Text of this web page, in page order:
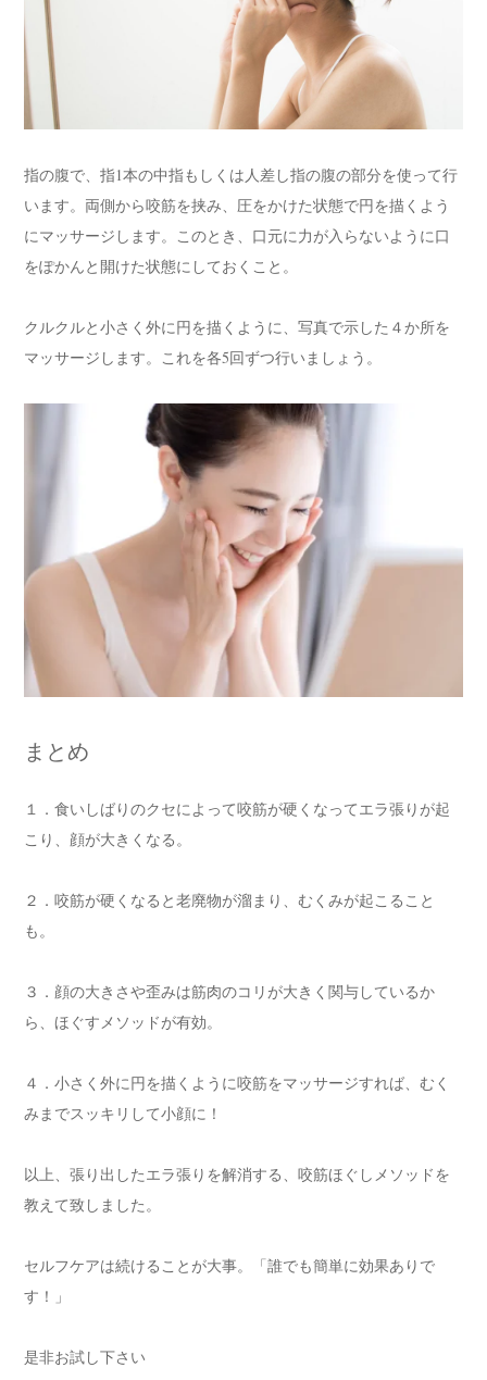
指の腹で、指1本の中指もしくは人差し指の腹の部分を使って行
います。両側から咬筋を挟み、圧をかけた状態で円を描くよう
にマッサージします。このとき、口元に力が入らないように口
をぽかんと開けた状態にしておくこと。
クルクルと小さく外に円を描くように、写真で示した４か所を
マッサージします。これを各5回ずつ行いましょう。
まとめ
１．食いしばりのクセによって咬筋が硬くなってエラ張りが起
こり、顔が大きくなる。
２．咬筋が硬くなると老廃物が溜まり、むくみが起こること
も。
３．顔の大きさや歪みは筋肉のコリが大きく関与しているか
ら、ほぐすメソッドが有効。
４．小さく外に円を描くように咬筋をマッサージすれば、むく
みまでスッキリして小顔に！
以上、張り出したエラ張りを解消する、咬筋ほぐしメソッドを
教えて致しました。
セルフケアは続けることが大事。「誰でも簡単に効果ありで
す！」
是非お試し下さい